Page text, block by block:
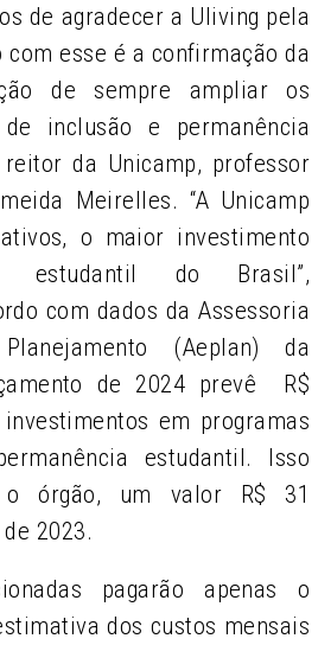
de agradecer a Uliving pela
esse é a confirmação da
de sempre ampliar os
inclusão e permanência
da Unicamp, professor
Meirelles. “A Unicamp
o maior investimento
estudantil do Brasil”,
com dados daAssessoria
(Aeplan) da
de 2024 prevê R$
em programas
estudantil. Isso
o órgão, um valor R$ 31
2023.
pagarão apenas o
dos custos mensais